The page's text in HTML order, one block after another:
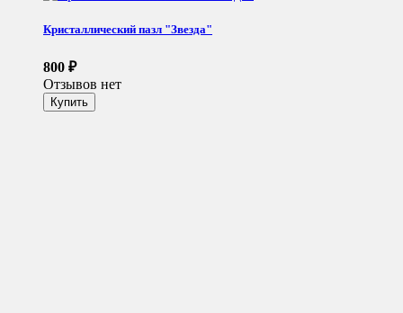
Кристаллический пазл "Звезда"
800 ₽
Отзывов нет